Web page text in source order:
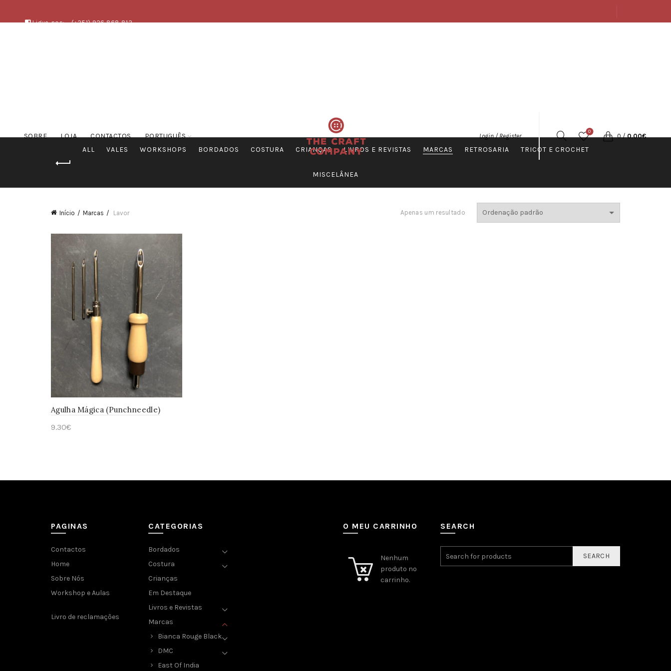
Ligue-nos: (+351) 926 868 813
SOBRE LOJA CONTACTOS PORTUGUÊS Login / Register
0
0 / 0.00€
ALL VALES WORKSHOPS BORDADOS COSTURA CRIANÇAS LIVROS E REVISTAS MARCAS RETROSARIA TRICOT E CROCHET
MISCELÂNEA
Início Marcas Lavor Apenas um resultado
Agulha Mágica (Punchneedle)
9.30€
the
PAGINAS
Contactos
Home
Sobre Nós
Workshop e Aulas
Livro de reclamações
CATEGORIAS
Bordados
Costura
Crianças
Em Destaque
Livros e Revistas
Marcas
Bianca Rouge Black
DMC
East Of India
O MEU CARRINHO
Nenhum
produto no
carrinho.
SEARCH
SEARCH